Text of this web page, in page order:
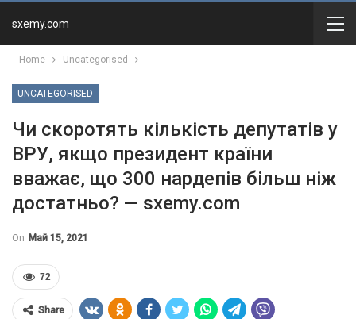
sxemy.com
Home Uncategorised
UNCATEGORISED
Чи скоротять кількість депутатів у
ВРУ, якщо президент країни
вважає, що 300 нардепів більш ніж
достатньо? — sxemy.com
On Май 15, 2021
72
Share